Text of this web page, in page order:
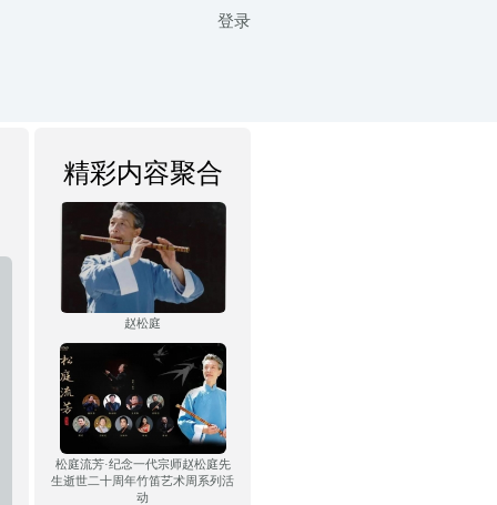
登录
精彩内容聚合
赵松庭
松庭流芳·纪念一代宗师赵松庭先
生逝世二十周年竹笛艺术周系列活
动